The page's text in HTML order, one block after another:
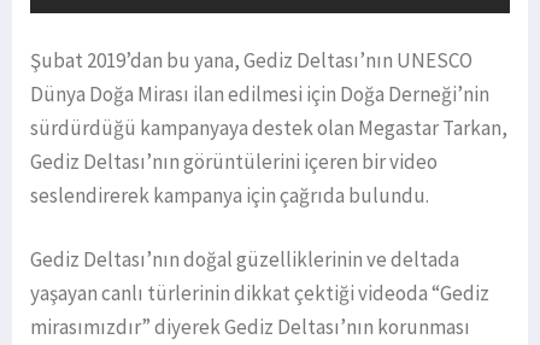
Şubat 2019’dan bu yana, Gediz Deltası’nın UNESCO
Dünya Doğa Mirası ilan edilmesi için Doğa Derneği’nin
sürdürdüğü kampanyaya destek olan Megastar Tarkan,
Gediz Deltası’nın görüntülerini içeren bir video
seslendirerek kampanya için çağrıda bulundu.
Gediz Deltası’nın doğal güzelliklerinin ve deltada
yaşayan canlı türlerinin dikkat çektiği videoda “Gediz
mirasımızdır” diyerek Gediz Deltası’nın korunması